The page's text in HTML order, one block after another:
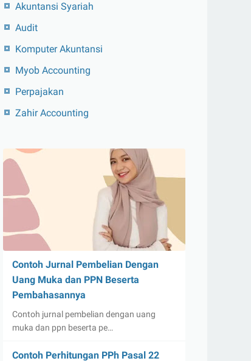
Akuntansi Syariah
Audit
Komputer Akuntansi
Myob Accounting
Perpajakan
Zahir Accounting
Contoh Jurnal Pembelian Dengan
Uang Muka dan PPN Beserta
Pembahasannya
Contoh jurnal pembelian dengan uang
muka dan ppn beserta pe…
Contoh Perhitungan PPh Pasal 22